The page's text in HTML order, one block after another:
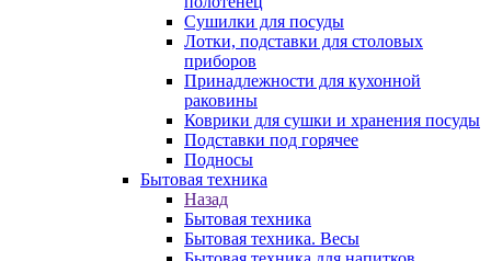
Сушилки для посуды
Лотки, подставки для столовых
приборов
Принадлежности для кухонной
раковины
Коврики для сушки и хранения посуды
Подставки под горячее
Подносы
Бытовая техника
Назад
Бытовая техника
Бытовая техника. Весы